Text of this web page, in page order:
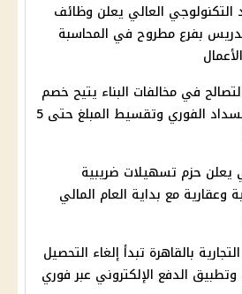
التكنولوجي العالي يعلن وظائف
بفرع مطروح في المحاسبة
في مخالفات البناء يتيح خصم
25% للسداد الفوري وتقسيط المبلغ حتى 5
يعلن حزم تسهيلات ضريبية
وعقارية مع بداية العام المالي
بالقاهرة تبدأ إلغاء التحصيل
وتطبيق الدفع الإلكتروني عبر فوري